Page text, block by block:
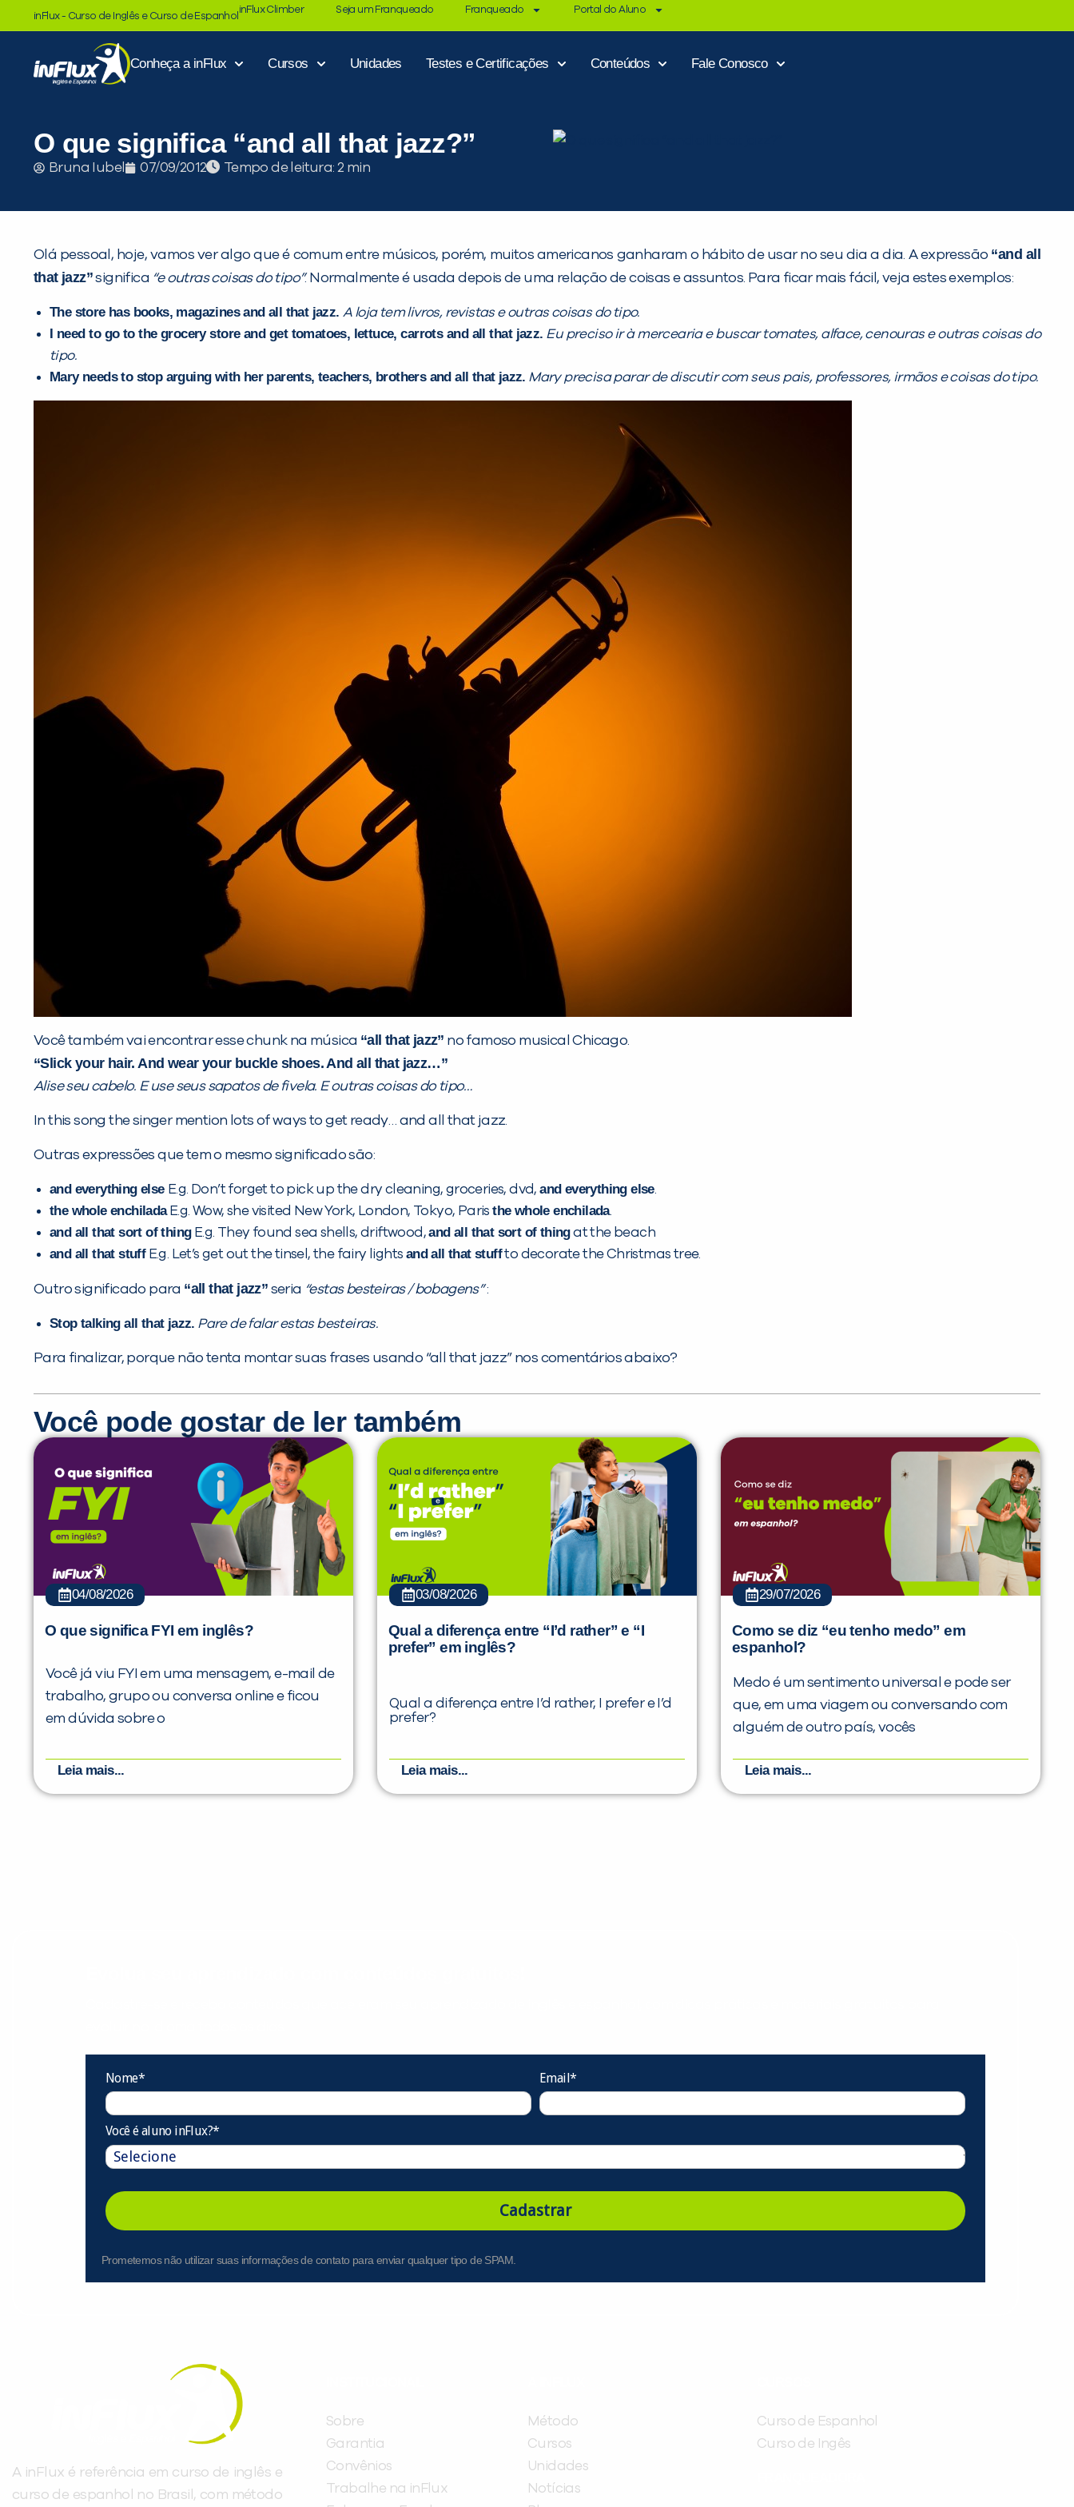
inFlux - Curso de Inglês e Curso de Espanhol
inFlux Climber Seja um Franqueado Franqueado Portal do Aluno
Conheça a inFlux Cursos Unidades Testes e Certificações Conteúdos Fale Conosco
O que significa “and all that jazz?”
Bruna Iubel 07/09/2012 Tempo de leitura:
Olá pessoal, hoje, vamos ver algo que é comum entre músicos, porém, muitos americanos ganharam o hábito de usar no seu dia a dia. A expressão “and all
that jazz”significa “e outras coisas do tipo”. Normalmente é usada depois de uma relação de coisas e assuntos. Para ficar mais fácil, veja estes exemplos:
The store has books, magazines and all that jazz. A loja tem livros, revistas e outras coisas do tipo.
I need to go to the grocery store and get tomatoes, lettuce, carrots and all that jazz. Eu preciso ir à mercearia e buscar tomates, alface, cenouras e outras coisas do
tipo.
Mary needs to stop arguing with her parents, teachers, brothers and all that jazz. Mary precisa parar de discutir com seus pais, professores, irmãos e coisas do tipo.
Você também vai encontrar esse chunk na música “all that jazz” no famoso musical Chicago.
“Slick your hair. And wear your buckle shoes. And all that jazz…”
Alise seu cabelo. E use seus sapatos de fivela. E outras coisas do tipo…
In this song the singer mention lots of ways to get ready… and all that jazz.
Outras expressões que tem o mesmo significado são:
and everything else E.g. Don’t forget to pick up the dry cleaning, groceries, dvd,and everything else.
the whole enchiladaE.g. Wow, she visited New York, London, Tokyo, Paristhe whole enchilada.
and all that sort of thingE.g. They found sea shells, driftwood,and all that sort of thingat the beach
and all that stuffE.g. Let’s get out the tinsel, the fairy lights and all that stuffto decorate the Christmas tree.
Outro significado para “all that jazz” seria “estas besteiras / bobagens”:
Stop talking all that jazz. Pare de falar estas besteiras.
Para finalizar, porque não tenta montar suas frases usando “all that jazz” nos comentários abaixo?
Você pode gostar de ler também
04/08/2026
O que significa FYI em inglês?
Você já viu FYI em uma mensagem, e-mail de
trabalho, grupo ou conversa online e ficou
em dúvida sobre o
Leia mais...
03/08/2026
Qual a diferença entre “I’d rather” e “I
prefer” em inglês?
Qual a diferença entre I’d rather, I prefer e I’d
prefer?
Leia mais...
29/07/2026
Como se diz “eu tenho medo” em
espanhol?
Medo é um sentimento universal e pode ser
que, em uma viagem ou conversando com
alguém de outro país, vocês
Leia mais...
Nome* Email*
Você é aluno inFlux?*
Cadastrar
Prometemos não utilizar suas informações de contato para enviar qualquer tipo de SPAM.
A inFlux é referência em curso de inglês e
curso de espanhol no Brasil, com método
Sobre
Garantia
Convênios
Trabalhe na inFlux
Método
Cursos
Unidades
Notícias
Curso de Espanhol
Curso de Ingês